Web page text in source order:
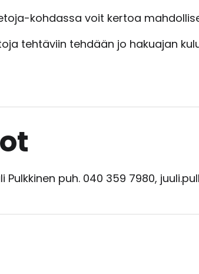
kohdassa voit kertoa
tehtäviin tehdään jo hakuajan
puh. 040 359 7980,